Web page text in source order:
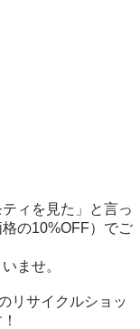
ィを見た」と言っ
の10%OFF）でご
ませ。
リサイクルショッ